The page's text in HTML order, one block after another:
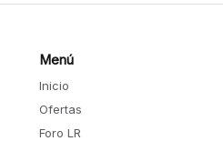
Menú
Inicio
Ofertas
Foro LR